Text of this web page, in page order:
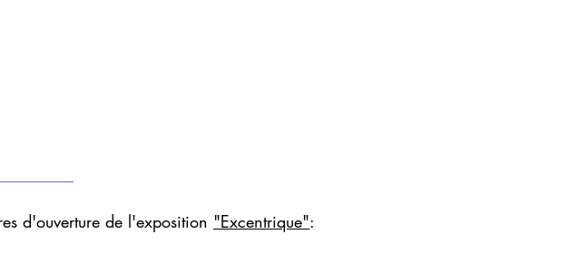
d'ouverture de l'exposition "Excentrique":